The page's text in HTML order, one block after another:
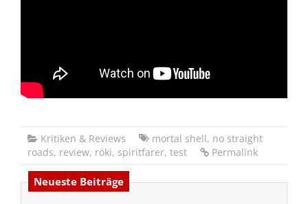
Kritiken & Reviews mortal shell, no straight
roads, review, röki, spiritfarer, test Permalink
Neueste Beiträge